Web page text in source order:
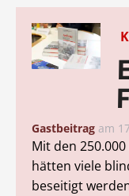
Gastbeitrag am
Mit den
hätten viele
beseitigt